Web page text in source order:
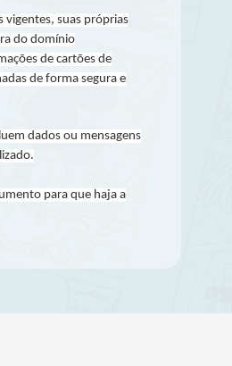
vigentes, suas próprias
do domínio
de cartões de
de forma segura e
dados ou mensagens
para que haja a